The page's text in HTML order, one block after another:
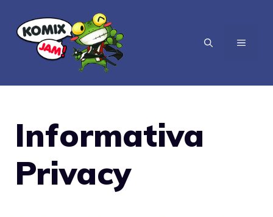
contenuto
MENU
Informativa
Privacy